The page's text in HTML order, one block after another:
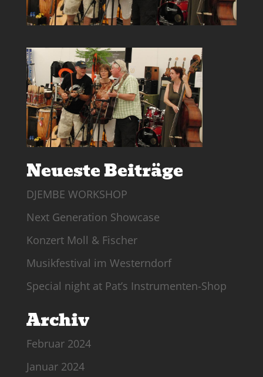
Neueste Beiträge
DJEMBE WORKSHOP
Next Generation Showcase
Konzert Moll & Fischer
Musikfestival im Westerndorf
Special night at Pat’s Instrumenten-Shop
Archiv
Februar 2024
Januar 2024